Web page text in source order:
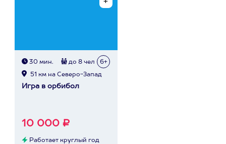
30 мин. до 8 чел 6+
51 км на Северо-Запад
Игра в орбибол
10 000 ₽
Работает круглый год